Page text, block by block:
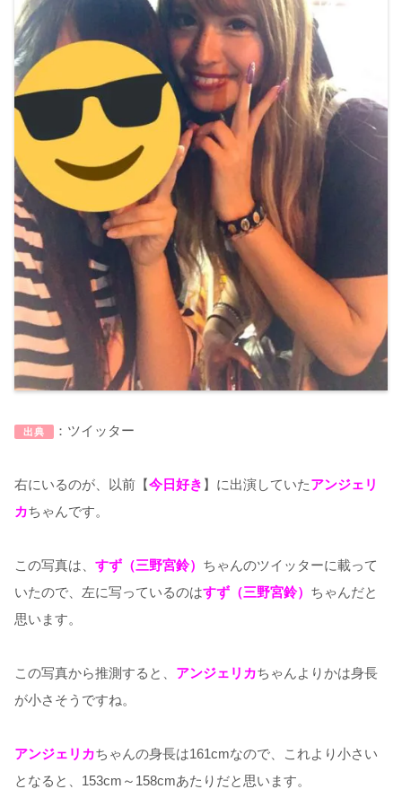
出典 ：ツイッター
右にいるのが、以前【今日好き 】に出演していたアンジェリ
カちゃんです。
この写真は、 すず（三野宮鈴） ちゃんのツイッターに載って
いたので、左に写っているのはすず（三野宮鈴） ちゃんだと
思います。
この写真から推測すると、 アンジェリカちゃんよりかは身長
が小さそうですね。
アンジェリカちゃんの身長は161cmなので、これより小さい
となると、153cm～158cmあたりだと思います。